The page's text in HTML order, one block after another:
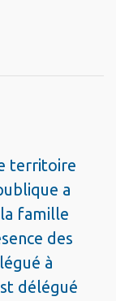
territoire
a
famille
des
à
délégué